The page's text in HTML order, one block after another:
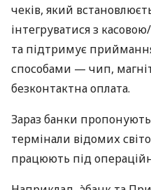
чеків, який
інтегруватися з
та підтримує
способами — чип,
безконтактна оплата.
Зараз банки пропонують
термінали відомих
працюють під